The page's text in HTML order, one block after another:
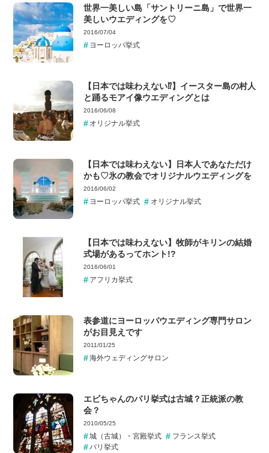
世界一美しい島「サントリーニ島」で世界一
美しいウエディングを♡
2016/07/04
ヨーロッパ挙式
【日本では味わえない⁉】イースター島の村人
と踊るモアイ像ウエディングとは
2016/06/08
オリジナル挙式
【日本では味わえない】日本人であなただけ
かも♡氷の教会でオリジナルウエディングを
2016/06/02
ヨーロッパ挙式 オリジナル挙式
【日本では味わえない】牧師がキリンの結婚
式場があるってホント!?
2016/06/01
アフリカ挙式
表参道にヨーロッパウエディング専門サロン
がお目見えです
2011/01/25
海外ウェディングサロン
エビちゃんのパリ挙式は古城？正統派の教
会？
2010/05/25
城（古城）・宮殿挙式
フランス挙式
パリ挙式